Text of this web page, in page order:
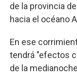
de la provincia
hacia el océano
En ese
tendrá "efectos
de la